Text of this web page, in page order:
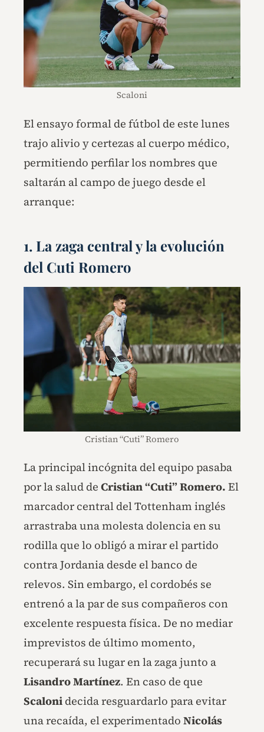
Scaloni
El ensayo formal de fútbol de este lunes
trajo alivio y certezas al cuerpo médico,
permitiendo perfilar los nombres que
saltarán al campo de juego desde el
arranque:
1. La zaga central y la evolución
del Cuti Romero
Cristian “Cuti” Romero
La principal incógnita del equipo pasaba
por la salud de Cristian “Cuti” Romero. El
marcador central del Tottenham inglés
arrastraba una molesta dolencia en su
rodilla que lo obligó a mirar el partido
contra Jordania desde el banco de
relevos. Sin embargo, el cordobés se
entrenó a la par de sus compañeros con
excelente respuesta física. De no mediar
imprevistos de último momento,
recuperará su lugar en la zaga junto a
Lisandro Martínez. En caso de que
Scaloni decida resguardarlo para evitar
una recaída, el experimentado Nicolás